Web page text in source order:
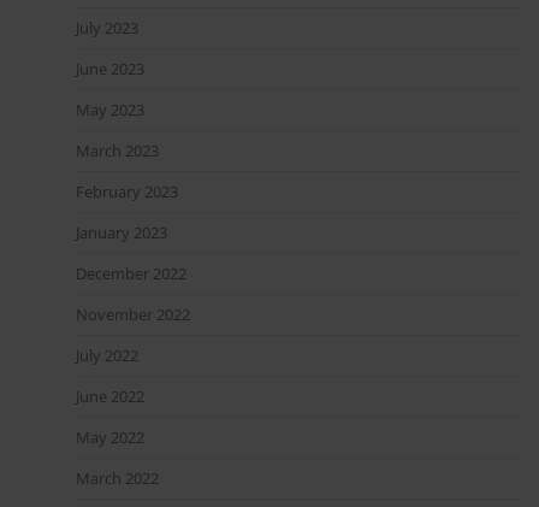
July 2023
June 2023
May 2023
March 2023
February 2023
January 2023
December 2022
November 2022
July 2022
June 2022
May 2022
March 2022